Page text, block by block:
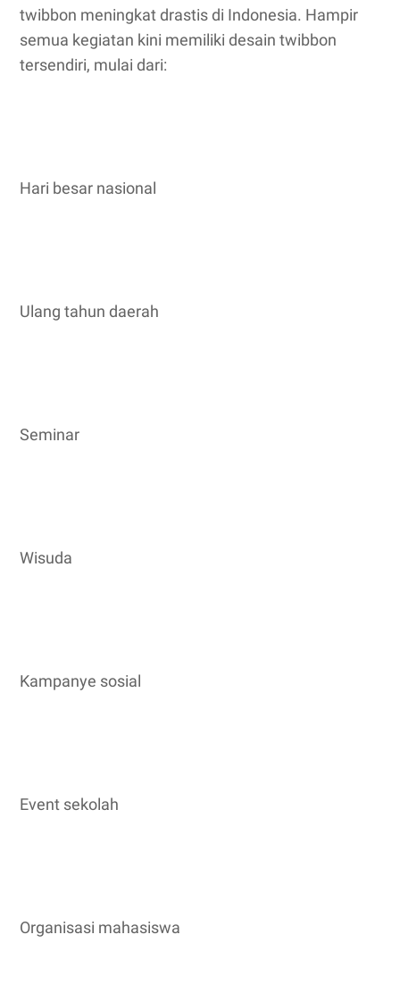
twibbon meningkat drastis di Indonesia. Hampir
semua kegiatan kini memiliki desain twibbon
tersendiri, mulai dari:
Hari besar nasional
Ulang tahun daerah
Seminar
Wisuda
Kampanye sosial
Event sekolah
Organisasi mahasiswa